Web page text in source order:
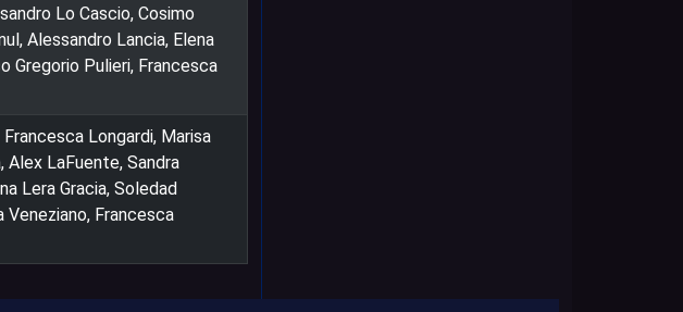
Lo Cascio, Cosimo
Alessandro Lancia, Elena
Gregorio Pulieri, Francesca
Longardi, Marisa
Alex LaFuente, Sandra
Lera Gracia, Soledad
Veneziano, Francesca